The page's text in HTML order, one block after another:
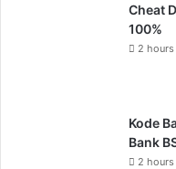
Cheat
100%
2 hours
Kode
Bank
2 hours